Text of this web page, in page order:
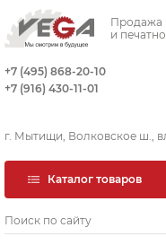
Продажа
и
+7 (495) 868-20-10
+7 (916) 430-11-01
г. Мытищи, Волковское ш.,
Каталог товаров